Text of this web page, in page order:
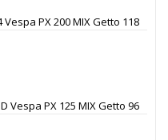
PX 200 MIX Getto 118
Vespa PX 125 MIX Getto 96